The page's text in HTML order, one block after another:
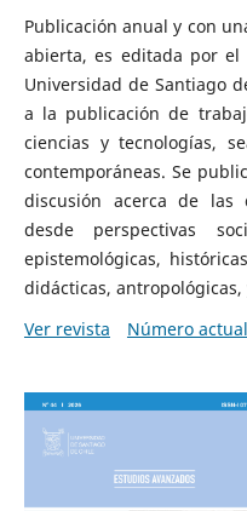
Publicación anual y con
abierta, es editada por el
Universidad de Santiago
a la publicación de
ciencias y tecnologías,
contemporáneas. Se
discusión acerca de las
desde perspectivas
epistemológicas,
didácticas, antropológicas,
Ver revista
Número actual